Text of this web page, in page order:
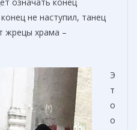
не наступил, танец
жрецы храма –
Э
т
о
о